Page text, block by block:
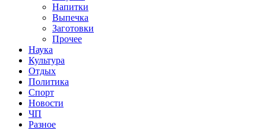
Напитки
Выпечка
Заготовки
Прочее
Наука
Культура
Отдых
Политика
Спорт
Новости
ЧП
Разное